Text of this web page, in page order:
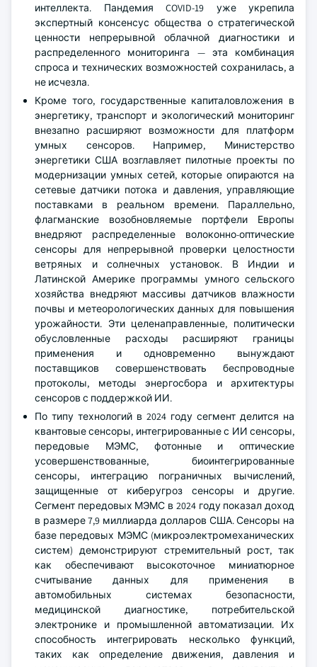
интеллекта. Пандемия COVID-19 уже укрепила
экспертный консенсус общества о стратегической
ценности непрерывной облачной диагностики и
распределенного мониторинга — эта комбинация
спроса и технических возможностей сохранилась, а
не исчезла.
Кроме того, государственные капиталовложения в
энергетику, транспорт и экологический мониторинг
внезапно расширяют возможности для платформ
умных сенсоров. Например, Министерство
энергетики США возглавляет пилотные проекты по
модернизации умных сетей, которые опираются на
сетевые датчики потока и давления, управляющие
поставками в реальном времени. Параллельно,
флагманские возобновляемые портфели Европы
внедряют распределенные волоконно-оптические
сенсоры для непрерывной проверки целостности
ветряных и солнечных установок. В Индии и
Латинской Америке программы умного сельского
хозяйства внедряют массивы датчиков влажности
почвы и метеорологических данных для повышения
урожайности. Эти целенаправленные, политически
обусловленные расходы расширяют границы
применения и одновременно вынуждают
поставщиков совершенствовать беспроводные
протоколы, методы энергосбора и архитектуры
сенсоров с поддержкой ИИ.
По типу технологий в 2024 году сегмент делится на
квантовые сенсоры, интегрированные с ИИ сенсоры,
передовые МЭМС, фотонные и оптические
усовершенствованные, биоинтегрированные
сенсоры, интеграцию пограничных вычислений,
защищенные от киберугроз сенсоры и другие.
Сегмент передовых МЭМС в 2024 году показал доход
в размере 7,9 миллиарда долларов США. Сенсоры на
базе передовых МЭМС (микроэлектромеханических
систем) демонстрируют стремительный рост, так
как обеспечивают высокоточное миниатюрное
считывание данных для применения в
автомобильных системах безопасности,
медицинской диагностике, потребительской
электронике и промышленной автоматизации. Их
способность интегрировать несколько функций,
таких как определение движения, давления и